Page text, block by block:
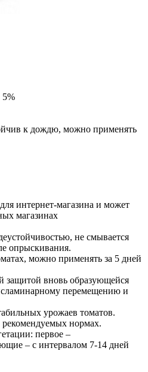
5%
к дождю, можно применять
интернет-магазина и может
магазинах
не смывается
опрыскивания.
можно применять за 5 дней
защитой вновь образующейся
перемещению и
урожаев томатов.
рекомендуемых нормах.
первое –
– с интервалом 7-14 дней